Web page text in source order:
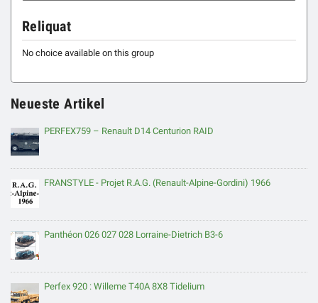
Reliquat
No choice available on this group
Neueste Artikel
PERFEX759 – Renault D14 Centurion RAID
FRANSTYLE - Projet R.A.G. (Renault-Alpine-Gordini) 1966
Panthéon 026 027 028 Lorraine-Dietrich B3-6
Perfex 920 : Willeme T40A 8X8 Tidelium